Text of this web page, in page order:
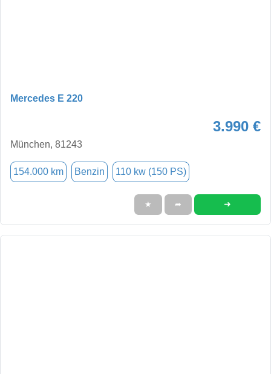
Mercedes E 220
3.990 €
München, 81243
154.000 km Benzin 110 kw (150 PS)
★ ➦ ➜